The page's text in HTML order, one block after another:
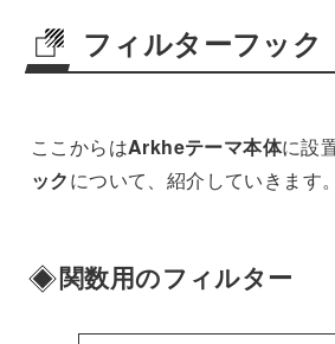
フィルターフック
ここからはArkheテーマ本体に設
ックについて、紹介していきます。
関数用のフィルター